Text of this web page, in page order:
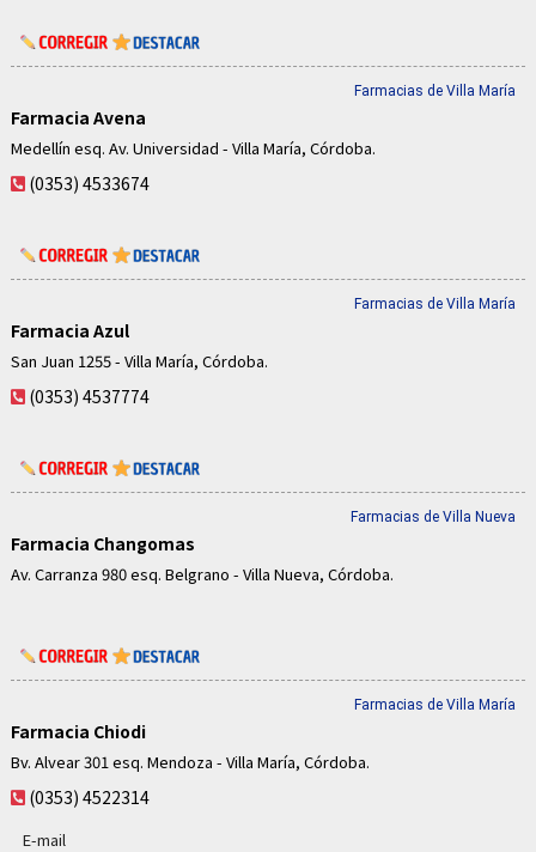
Farmacias de Villa María
Farmacia Avena
Medellín esq. Av. Universidad - Villa María, Córdoba.
(0353) 4533674
Farmacias de Villa María
Farmacia Azul
San Juan 1255 - Villa María, Córdoba.
(0353) 4537774
Farmacias de Villa Nueva
Farmacia Changomas
Av. Carranza 980 esq. Belgrano - Villa Nueva, Córdoba.
Farmacias de Villa María
Farmacia Chiodi
Bv. Alvear 301 esq. Mendoza - Villa María, Córdoba.
(0353) 4522314
E-mail